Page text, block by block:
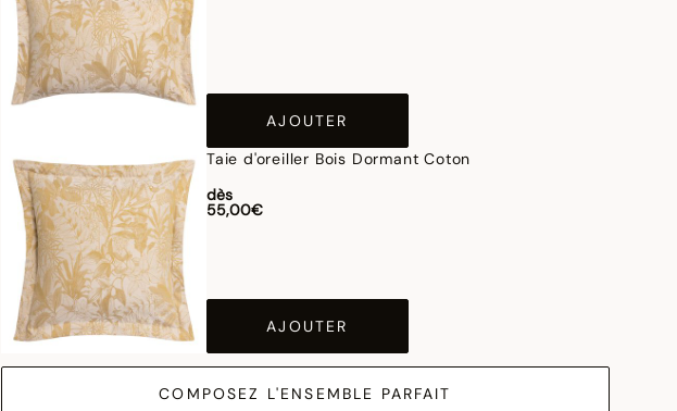
AJOUTER
Taie d'oreiller Bois Dormant Coton
dès
55,00€
AJOUTER
COMPOSEZ L'ENSEMBLE PARFAIT